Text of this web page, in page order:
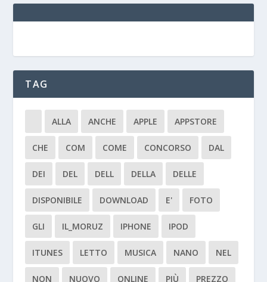
TAG
ALLA ANCHE APPLE APPSTORE
CHE COM COME CONCORSO DAL
DEI DEL DELL DELLA DELLE
DISPONIBILE DOWNLOAD E' FOTO
GLI IL_MORUZ IPHONE IPOD
ITUNES LETTO MUSICA NANO NEL
NON NUOVO ONLINE PIÙ PREZZO